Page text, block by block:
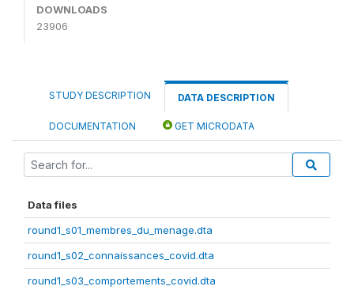
DOWNLOADS
23906
STUDY DESCRIPTION DATA DESCRIPTION
DOCUMENTATION GET MICRODATA
Data files
round1_s01_membres_du_menage.dta
round1_s02_connaissances_covid.dta
round1_s03_comportements_covid.dta